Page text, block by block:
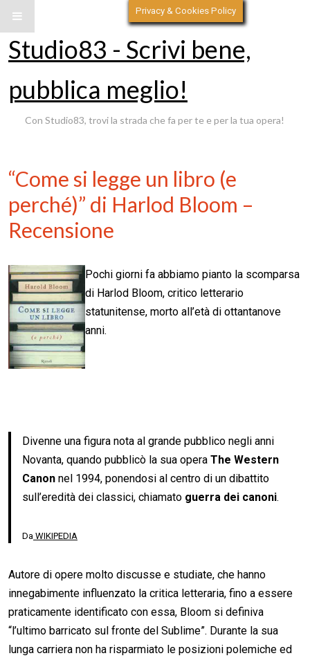
Studio83 - Scrivi bene,
pubblica meglio!
Con Studio83, trovi la strada che fa per te e per la tua opera!
“Come si legge un libro (e
perché)” di Harlod Bloom –
Recensione
Pochi giorni fa abbiamo pianto la scomparsa
di Harlod Bloom, critico letterario
statunitense, morto all’età di ottantanove
anni.
Divenne una figura nota al grande pubblico negli anni
Novanta, quando pubblicò la sua opera The Western
Canon nel 1994, ponendosi al centro di un dibattito
sull’eredità dei classici, chiamato guerra dei canoni.
Da WIKIPEDIA
Autore di opere molto discusse e studiate, che hanno
innegabimente influenzato la critica letteraria, fino a essere
praticamente identificato con essa, Bloom si definiva
“l’ultimo barricato sul fronte del Sublime”. Durante la sua
lunga carriera non ha risparmiato le posizioni polemiche ed
Privacy & Cookies Policy